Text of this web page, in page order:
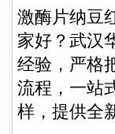
激酶片纳豆
家好？武汉
经验，严格
流程，一站
样，提供全